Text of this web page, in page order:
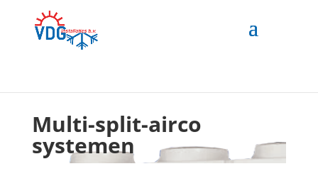
Multi-split-airco
systemen